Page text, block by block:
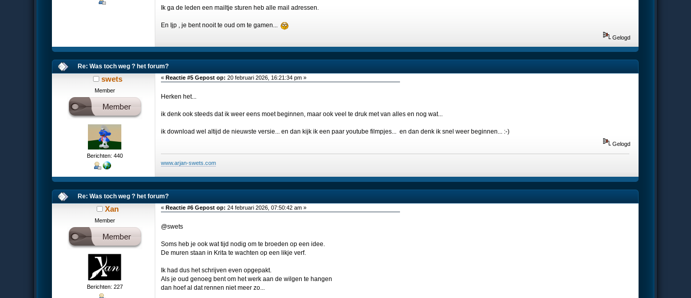
Ik ga de leden een mailtje sturen heb alle mail adressen.
En Ijp , je bent nooit te oud om te gamen...
Gelogd
Re: Was toch weg ? het forum?
swets
Member
Berichten: 440
«Reactie #5 Gepost op: 20 februari 2026, 16:21:34 pm »
Herken het...
ik denk ook steeds dat ik weer eens moet beginnen, maar ook veel te druk met van alles en nog wat...
ik download wel altijd de nieuwste versie... en dan kijk ik een paar youtube filmpjes... en dan denk ik snel weer beginnen... :-)
Gelogd
www.arjan-swets.com
Re: Was toch weg ? het forum?
Xan
Member
Berichten: 227
«Reactie #6 Gepost op: 24 februari 2026, 07:50:42 am »
@swets
Soms heb je ook wat tijd nodig om te broeden op een idee.
De muren staan in Krita te wachten op een likje verf.
Ik had dus het schrijven even opgepakt.
Als je oud genoeg bent om het werk aan de wilgen te hangen
dan hoef al dat rennen niet meer zo...